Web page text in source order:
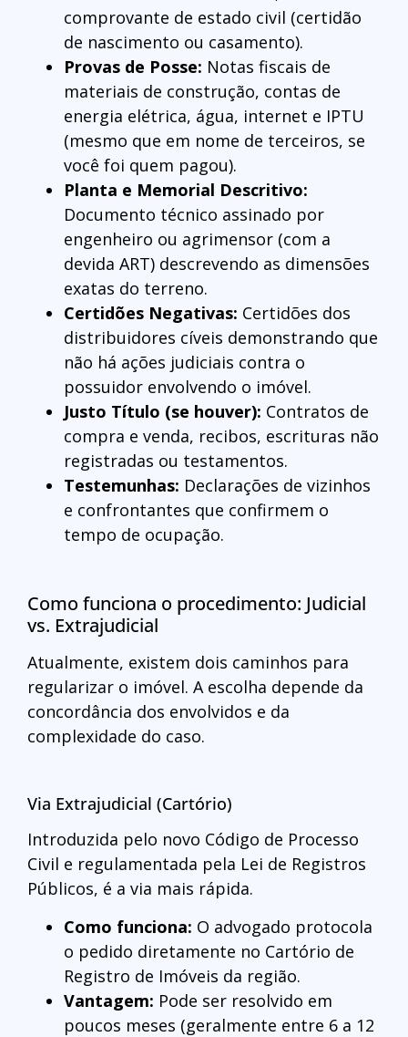
comprovante de estado civil (certidão
de nascimento ou casamento).
Provas de Posse: Notas fiscais de
materiais de construção, contas de
energia elétrica, água, internet e IPTU
(mesmo que em nome de terceiros, se
você foi quem pagou).
Planta e Memorial Descritivo:
Documento técnico assinado por
engenheiro ou agrimensor (com a
devida ART) descrevendo as dimensões
exatas do terreno.
Certidões Negativas: Certidões dos
distribuidores cíveis demonstrando que
não há ações judiciais contra o
possuidor envolvendo o imóvel.
Justo Título (se houver): Contratos de
compra e venda, recibos, escrituras não
registradas ou testamentos.
Testemunhas: Declarações de vizinhos
e confrontantes que confirmem o
tempo de ocupação.
Como funciona o procedimento: Judicial
vs. Extrajudicial
Atualmente, existem dois caminhos para
regularizar o imóvel. A escolha depende da
concordância dos envolvidos e da
complexidade do caso.
Via Extrajudicial (Cartório)
Introduzida pelo novo Código de Processo
Civil e regulamentada pela Lei de Registros
Públicos, é a via mais rápida.
Como funciona: O advogado protocola
o pedido diretamente no Cartório de
Registro de Imóveis da região.
Vantagem: Pode ser resolvido em
poucos meses (geralmente entre 6 a 12